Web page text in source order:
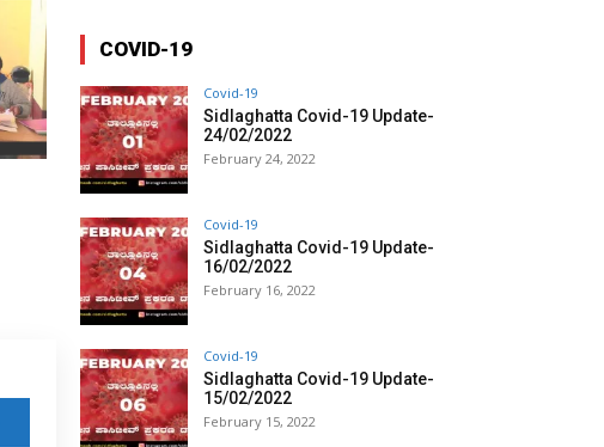
COVID-19
Covid-19
Sidlaghatta Covid-19 Update-
24/02/2022
February 24, 2022
Covid-19
Sidlaghatta Covid-19 Update-
16/02/2022
February 16, 2022
Covid-19
Sidlaghatta Covid-19 Update-
15/02/2022
February 15, 2022